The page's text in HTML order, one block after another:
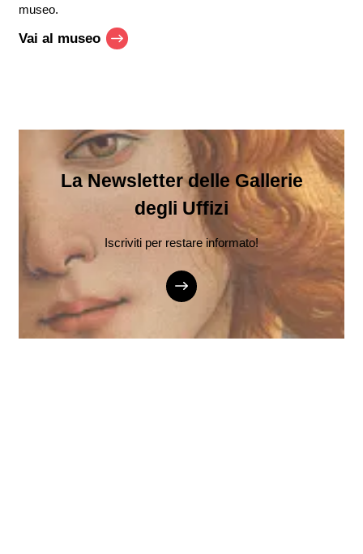
museo.
Vai al museo
La Newsletter delle Gallerie
degli Uffizi
Iscriviti per restare informato!